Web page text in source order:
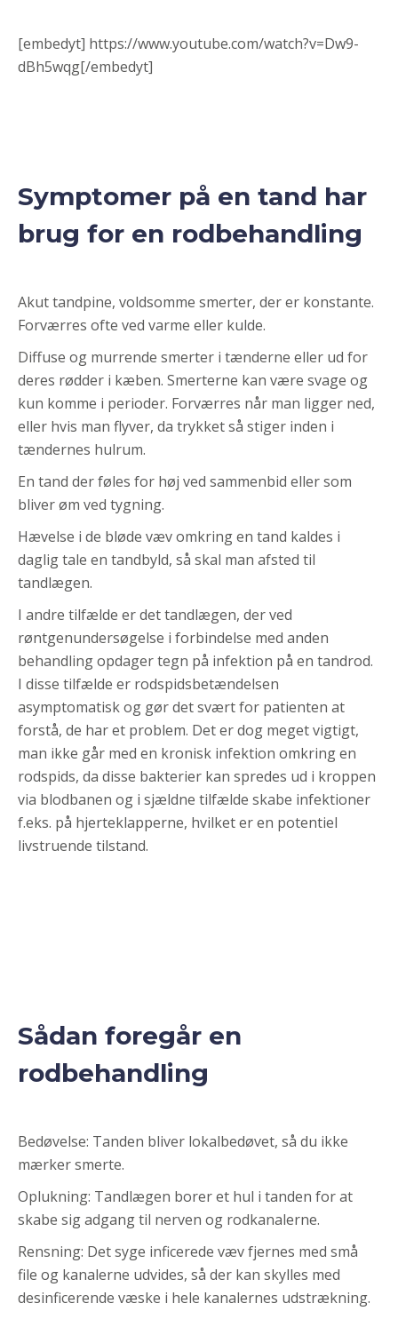
[embedyt] https://www.youtube.com/watch?v=Dw9-
dBh5wqg[/embedyt]
Symptomer på en tand har
brug for en rodbehandling
Akut tandpine, voldsomme smerter, der er konstante.
Forværres ofte ved varme eller kulde.
Diffuse og murrende smerter i tænderne eller ud for
deres rødder i kæben. Smerterne kan være svage og
kun komme i perioder. Forværres når man ligger ned,
eller hvis man flyver, da trykket så stiger inden i
tændernes hulrum.
En tand der føles for høj ved sammenbid eller som
bliver øm ved tygning.
Hævelse i de bløde væv omkring en tand kaldes i
daglig tale en tandbyld, så skal man afsted til
tandlægen.
I andre tilfælde er det tandlægen, der ved
røntgenundersøgelse i forbindelse med anden
behandling opdager tegn på infektion på en tandrod.
I disse tilfælde er rodspidsbetændelsen
asymptomatisk og gør det svært for patienten at
forstå, de har et problem. Det er dog meget vigtigt,
man ikke går med en kronisk infektion omkring en
rodspids, da disse bakterier kan spredes ud i kroppen
via blodbanen og i sjældne tilfælde skabe infektioner
f.eks. på hjerteklapperne, hvilket er en potentiel
livstruende tilstand.
Sådan foregår en
rodbehandling
Bedøvelse: Tanden bliver lokalbedøvet, så du ikke
mærker smerte.
Oplukning: Tandlægen borer et hul i tanden for at
skabe sig adgang til nerven og rodkanalerne.
Rensning: Det syge inficerede væv fjernes med små
file og kanalerne udvides, så der kan skylles med
desinficerende væske i hele kanalernes udstrækning.